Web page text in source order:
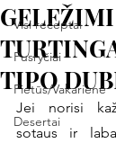
Visi receptai
Pusryčiai
Pietūs/Vakarienė
Desertai
TIPO
Jei norisi
sotaus ir